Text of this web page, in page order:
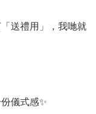
送禮用」，我哋就
儀式感✨